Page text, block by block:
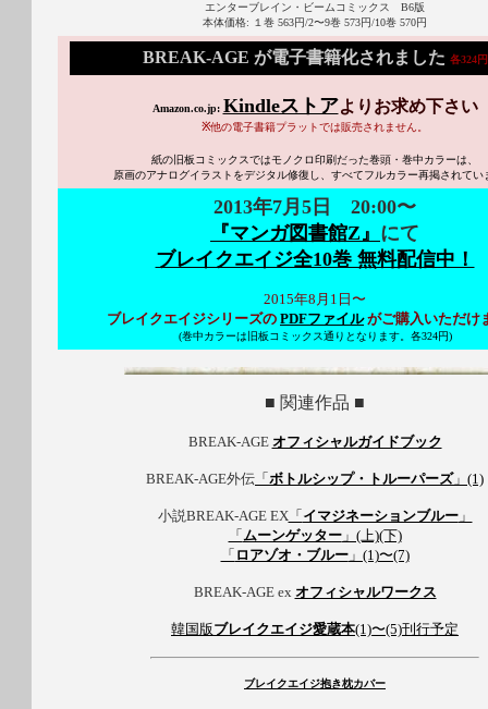
エンターブレイン・ビームコミックス B6版
本体価格: １巻 563円/2〜9巻 573円/10巻 570円
BREAK-AGE が電子書籍化されました 各324円
Amazon.co.jp: Kindleストアよりお求め下さい
※他の電子書籍プラットでは販売されません。
紙の旧板コミックスではモノクロ印刷だった巻頭・巻中カラーは、
原画のアナログイラストをデジタル修復し、すべてフルカラー再掲されてい
2013年7月5日 20:00〜
『マンガ図書館Z』 にて
ブレイクエイジ全10巻 無料配信中！
2015年8月1日〜
ブレイクエイジシリーズの PDFファイルがご購入いただけ
(巻中カラーは旧板コミックス通りとなります。各324円)
■ 関連作品 ■
BREAK-AGE オフィシャルガイドブック
BREAK-AGE外伝 「 ボトルシップ・トルーパーズ」(1)
小説BREAK-AGE EX「 イマジネーションブルー」
「 ムーンゲッター」(上)(下)
「 ロアゾオ・ブルー」(1)〜(7)
BREAK-AGE ex オフィシャルワークス
韓国版ブレイクエイジ愛蔵本(1)〜(5)刊行予定
ブレイクエイジ抱き枕カバー